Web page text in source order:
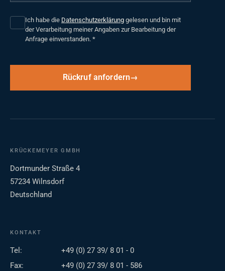
Ich habe die Datenschutzerklärung gelesen und bin mit
der Verarbeitung meiner Angaben zur Bearbeitung der
Anfrage einverstanden. *
Rückruf anfordern
KRÜCKEMEYER GMBH
Dortmunder Straße 4
57234 Wilnsdorf
Deutschland
KONTAKT
Tel:
+49 (0) 27 39/ 8 01 - 0
Fax:
+49 (0) 27 39/ 8 01 - 586